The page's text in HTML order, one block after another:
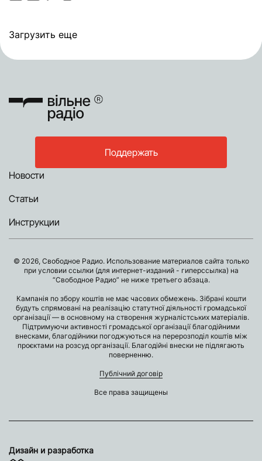
Загрузить еще
Поддержать
Новости
Статьи
Инструкции
© 2026, Свободное Радио. Использование материалов сайта только
при условии ссылки (для интернет-изданий - гиперссылка) на
“Свободное Радио” не ниже третьего абзаца.
Кампанія по збору коштів не має часових обмежень. Зібрані кошти
будуть спрямовані на реалізацію статутної діяльності громадської
організації — в основному на створення журналістських матеріалів.
Підтримуючи активності громадської організації благодійними
внесками, благодійники погоджуються на перерозподіл коштів між
проєктами на розсуд організації. Благодійні внески не підлягають
поверненню.
Публічний договір
Все права защищены
Дизайн и разработка